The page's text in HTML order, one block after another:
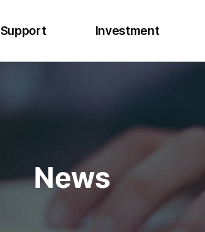
Support Investment
News